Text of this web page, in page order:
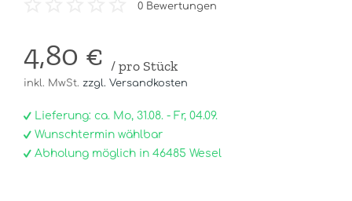
0 Bewertungen
4,80 € / pro Stück
inkl. MwSt. zzgl. Versandkosten
Lieferung: ca. Mo, 31.08. - Fr, 04.09.
Wunschtermin wählbar
Abholung möglich in 46485 Wesel